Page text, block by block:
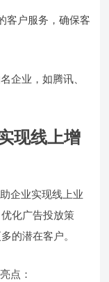
客户服务，确保客
企业，如腾讯、
现线上增
企业实现线上业
化广告投放策
的潜在客户。
点：